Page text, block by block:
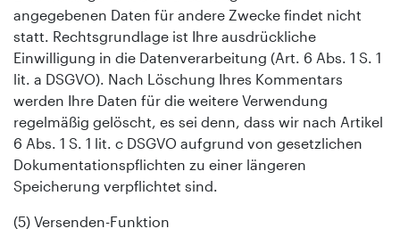
angegebenen Daten für andere Zwecke findet nicht
statt. Rechtsgrundlage ist Ihre ausdrückliche
Einwilligung in die Datenverarbeitung (Art. 6 Abs. 1 S. 1
lit. a DSGVO). Nach Löschung Ihres Kommentars
werden Ihre Daten für die weitere Verwendung
regelmäßig gelöscht, es sei denn, dass wir nach Artikel
6 Abs. 1 S. 1 lit. c DSGVO aufgrund von gesetzlichen
Dokumentationspflichten zu einer längeren
Speicherung verpflichtet sind.
(5) Versenden-Funktion